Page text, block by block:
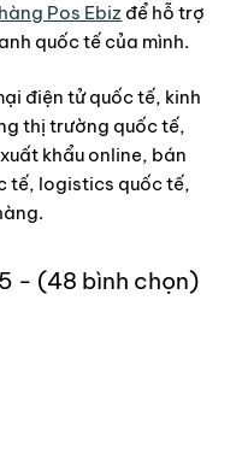
Pos Ebiz để hỗ trợ
quốc tế của mình.
điện tử quốc tế, kinh
thị trường quốc tế,
khẩu online, bán
tế, logistics quốc tế,
- (48 bình chọn)